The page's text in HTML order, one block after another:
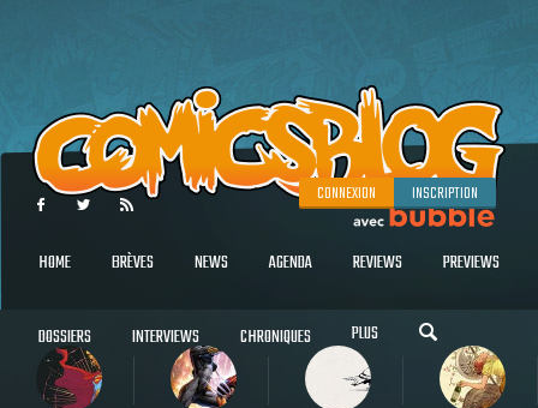
CONNEXION INSCRIPTION
HOME BRÈVES NEWS AGENDA REVIEWS PREVIEWS
DOSSIERS INTERVIEWS CHRONIQUES PLUS